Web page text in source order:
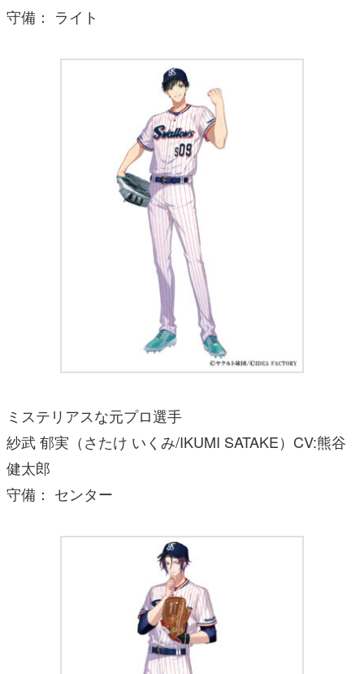
守備： ライト
ミステリアスな元プロ選手
紗武 郁実（さたけ いくみ/IKUMI SATAKE）CV:熊谷
健太郎
守備： センター